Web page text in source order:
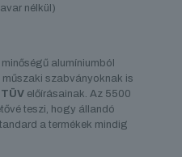
nélkül)
alumíniumból
szabványoknak is
TÜVelőírásainak. Az 5500
teszi, hogy állandó
a termékek mindig